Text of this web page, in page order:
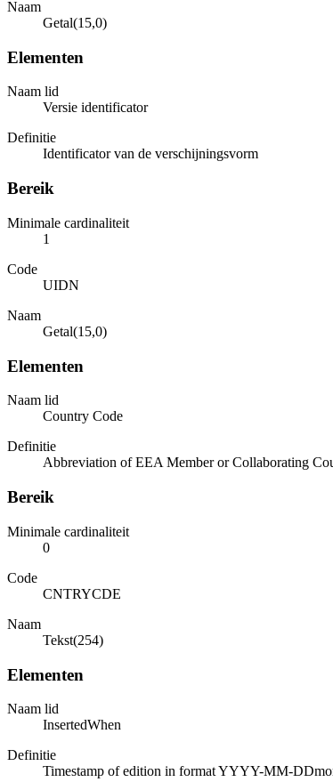
Naam
Getal(15,0)
Elementen
Naam lid
Versie identificator
Definitie
Identificator van de verschijningsvorm
Bereik
Minimale cardinaliteit
1
Code
UIDN
Naam
Getal(15,0)
Elementen
Naam lid
Country Code
Definitie
Abbreviation of EEA Member or Collaborating
Bereik
Minimale cardinaliteit
0
Code
CNTRYCDE
Naam
Tekst(254)
Elementen
Naam lid
InsertedWhen
Definitie
Timestamp of edition in format YYYY-MM-